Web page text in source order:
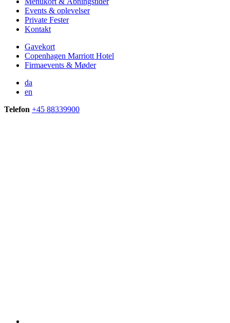
Events & oplevelser
Private Fester
Kontakt
Gavekort
Copenhagen Marriott Hotel
Firmaevents & Møder
da
en
Telefon +45 88339900